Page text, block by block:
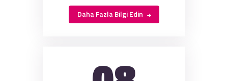
Daha Fazla Bilgi Edin